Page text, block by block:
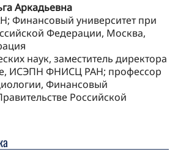
Аркадьевна
Финансовый университет при
Федерации, Москва,
наук, заместитель директора
ИСЭПН ФНИСЦ РАН; профессор
Финансовый
Российской